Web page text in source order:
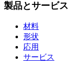
製品とサービス
材料
形状
応用
サービス